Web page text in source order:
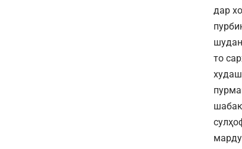
дар
то